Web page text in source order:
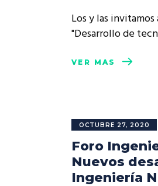
Los y las
"Desarrollo de
VER MÁS
OCTUBRE 27, 2020
Foro
Nuevos
Ingeniería